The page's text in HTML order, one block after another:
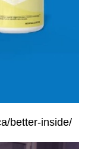
better-inside/